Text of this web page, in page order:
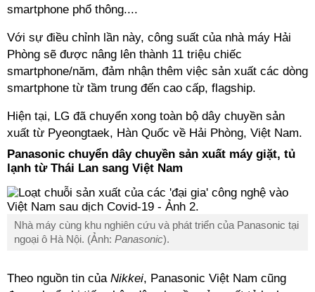
smartphone phổ thông....
Với sự điều chỉnh lần này, công suất của nhà máy Hải
Phòng sẽ được nâng lên thành 11 triệu chiếc
smartphone/năm, đảm nhận thêm việc sản xuất các dòng
smartphone từ tầm trung đến cao cấp, flagship.
Hiện tại, LG đã chuyển xong toàn bộ dây chuyền sản
xuất từ Pyeongtaek, Hàn Quốc về Hải Phòng, Việt Nam.
Panasonic chuyển dây chuyền sản xuất máy giặt, tủ
lạnh từ Thái Lan sang Việt Nam
Nhà máy cùng khu nghiên cứu và phát triển của Panasonic tại
ngoại ô Hà Nội. (Ảnh: Panasonic).
Theo nguồn tin của Nikkei, Panasonic Việt Nam cũng